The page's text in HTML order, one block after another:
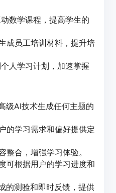
数学课程，提高学生的
成员工培训材料，提升培
人学习计划，加速掌握
级AI技术生成任何主题的
的学习需求和偏好提供定
整合，增强学习体验。
可根据用户的学习进度和
的测验和即时反馈，提供